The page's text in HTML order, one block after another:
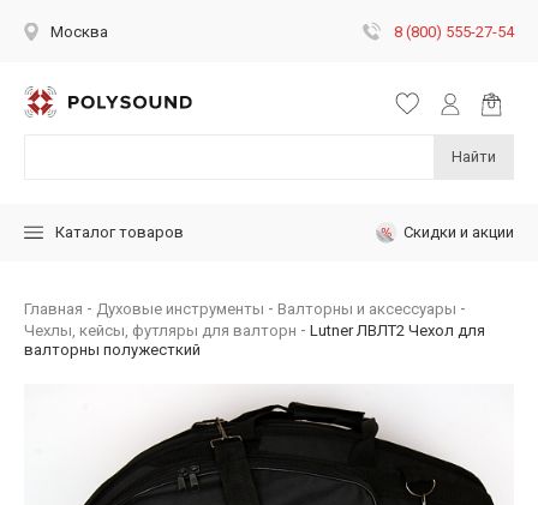
Москва 8 (800) 555-27-54
Найти
Каталог товаров Скидки и акции
Главная Духовые инструменты
Валторны и аксессуары
Чехлы, кейсы, футляры для валторн
Lutner ЛВЛТ2 Чехол для
валторны полужесткий